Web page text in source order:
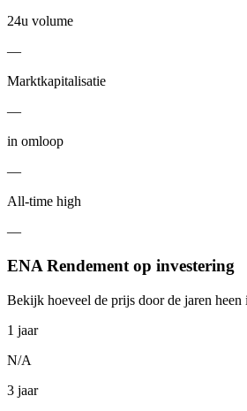
24u volume
—
Marktkapitalisatie
—
in omloop
—
All-time high
—
ENA Rendement op investering
Bekijk hoeveel de prijs door de jaren heen
1 jaar
N/A
3 jaar